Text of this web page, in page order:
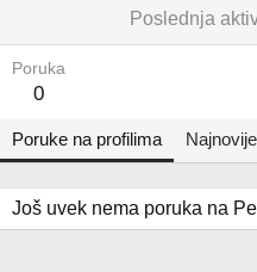
Poslednja
Poruka
0
Poruke na profilima
Još uvek nema poruka na